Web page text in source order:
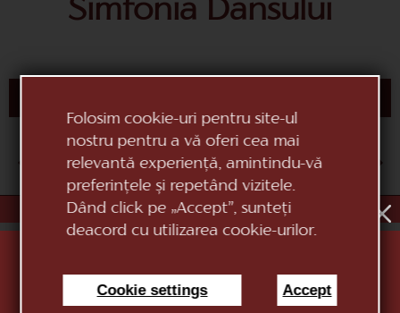
Folosim cookie-uri pentru site-ul
nostru pentru a vă oferi cea mai
relevantă experiență, amintindu-vă
preferințele și repetând vizitele.
Dând click pe „Accept”, sunteți
deacord cu utilizarea cookie-urilor.
Cookie settings Accept
Simfonia Dansului
1 2 3 4 5 6 7 8 10
«Teatrul Național de Operă și Balet Maria Bieșu»